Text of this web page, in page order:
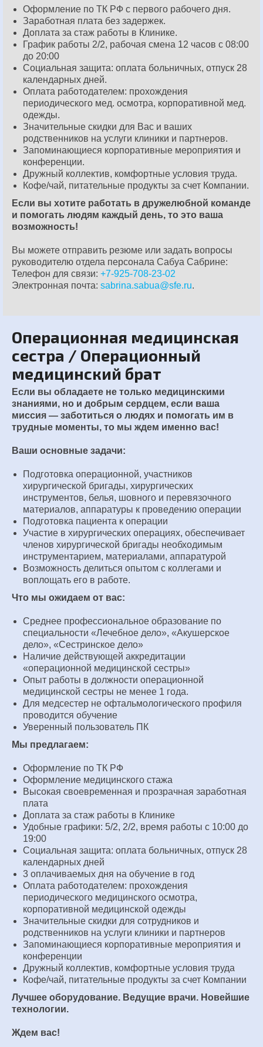
Оформление по ТК РФ с первого рабочего дня.
Заработная плата без задержек.
Доплата за стаж работы в Клинике.
График работы 2/2, рабочая смена 12 часов с 08:00
до 20:00
Социальная защита: оплата больничных, отпуск 28
календарных дней.
Оплата работодателем: прохождения
периодического мед. осмотра, корпоративной мед.
одежды.
Значительные скидки для Вас и ваших
родственников на услуги клиники и партнеров.
Запоминающиеся корпоративные мероприятия и
конференции.
Дружный коллектив, комфортные условия труда.
Кофе/чай, питательные продукты за счет Компании.
Если вы хотите работать в дружелюбной команде
и помогать людям каждый день, то это ваша
возможность!
Вы можете отправить резюме или задать вопросы
руководителю отдела персонала Сабуа Сабрине:
Телефон для связи: +7-925-708-23-02
Электронная почта: sabrina.sabua@sfe.ru.
Операционная медицинская
сестра / Операционный
медицинский брат
Если вы обладаете не только медицинскими
знаниями, но и добрым сердцем, если ваша
миссия — заботиться о людях и помогать им в
трудные моменты, то мы ждем именно вас!
Ваши основные задачи:
Подготовка операционной, участников
хирургической бригады, хирургических
инструментов, белья, шовного и перевязочного
материалов, аппаратуры к проведению операции
Подготовка пациента к операции
Участие в хирургических операциях, обеспечивает
членов хирургической бригады необходимым
инструментарием, материалами, аппаратурой
Возможность делиться опытом с коллегами и
воплощать его в работе.
Что мы ожидаем от вас:
Среднее профессиональное образование по
специальности «Лечебное дело», «Акушерское
дело», «Сестринское дело»
Наличие действующей аккредитации
«операционной медицинской сестры»
Опыт работы в должности операционной
медицинской сестры не менее 1 года.
Для медсестер не офтальмологического профиля
проводится обучение
Уверенный пользователь ПК
Мы предлагаем:
Оформление по ТК РФ
Оформление медицинского стажа
Высокая своевременная и прозрачная заработная
плата
Доплата за стаж работы в Клинике
Удобные графики: 5/2, 2/2, время работы с 10:00 до
19:00
Социальная защита: оплата больничных, отпуск 28
календарных дней
3 оплачиваемых дня на обучение в год
Оплата работодателем: прохождения
периодического медицинского осмотра,
корпоративной медицинской одежды
Значительные скидки для сотрудников и
родственников на услуги клиники и партнеров
Запоминающиеся корпоративные мероприятия и
конференции
Дружный коллектив, комфортные условия труда
Кофе/чай, питательные продукты за счет Компании
Лучшее оборудование. Ведущие врачи. Новейшие
технологии.
Ждем вас!